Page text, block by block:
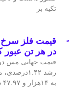
تکیه بر
در هر تن عبور
قیمت جهانی مس در